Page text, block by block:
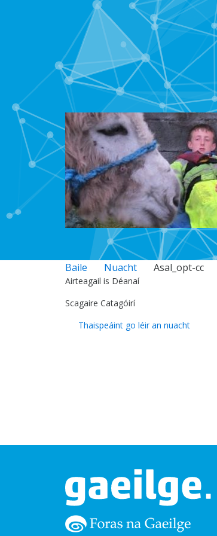
Baile Nuacht Asal_opt-cc
Airteagail is Déanaí
Scagaire Catagóirí
Thaispeáint go léir an nuacht